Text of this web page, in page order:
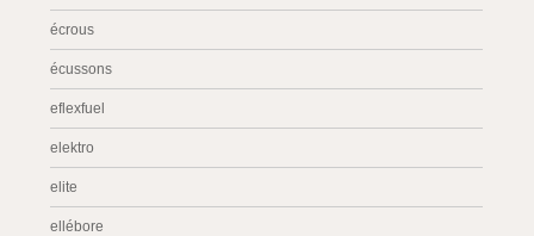
écrous
écussons
eflexfuel
elektro
elite
ellébore